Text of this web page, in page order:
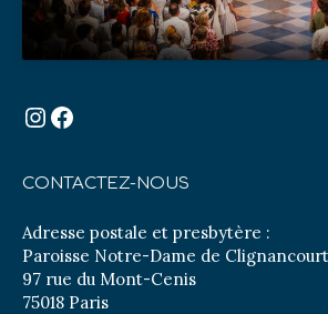
Instagram
Facebook
CONTACTEZ-NOUS
Adresse postale et presbytère :
Paroisse Notre-Dame de Clignancourt
97 rue du Mont-Cenis
75018 Paris